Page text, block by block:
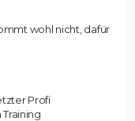
wohl nicht, dafür
Profi